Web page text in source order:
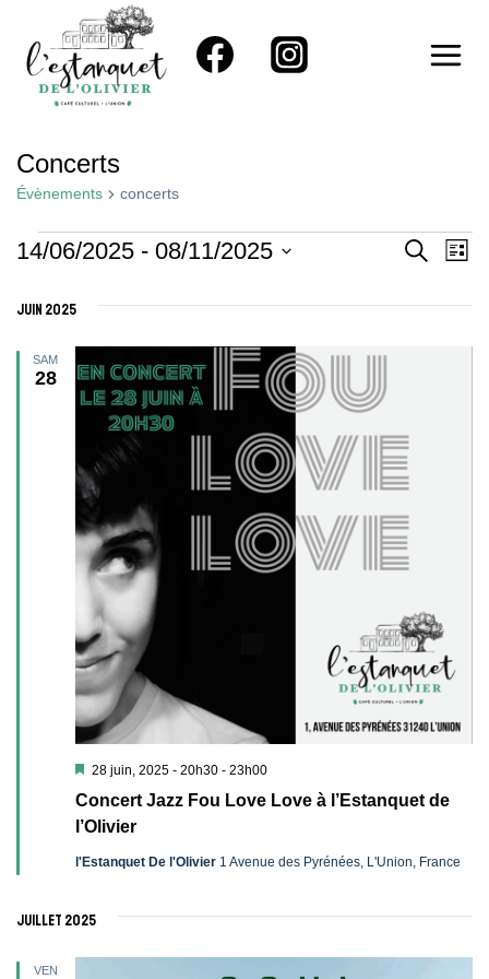
contenu
Concerts
Évènements concerts
Évènements
Et
Vues
14/06/2025 - 08/11/2025
une
juin 2025
SAM
28
Concert Jazz Fou Love Love à l’Estanquet de
l’Olivier
Mis
avant
28 juin, 2025 - 20h30- 23h00
l'Estanquet De l'Olivier 1 Avenue des Pyrénées, L'Union, France
juillet 2025
VEN